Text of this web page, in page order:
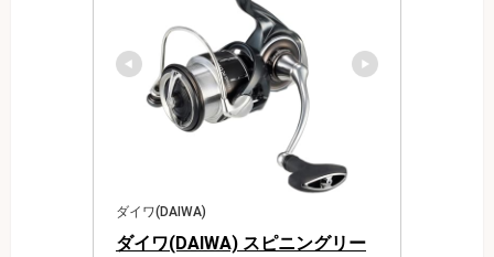
ダイワ(DAIWA)
ダイワ(DAIWA) スピニングリー